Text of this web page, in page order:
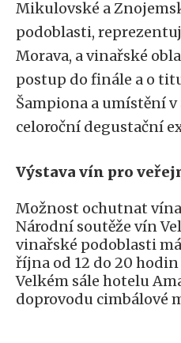
Mikulovské a
podoblasti,
Morava, a vinařské
postup do finále a o
Šampiona a umístění v
celoroční degustační
Výstava vín pro
Možnost ochutnat
Národní soutěže vín
vinařské podoblasti
října od 12 do 20 hodin
Velkém sále hotelu
doprovodu cimbálové